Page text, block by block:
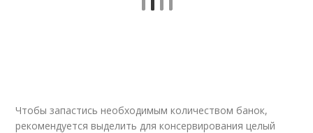
Чтобы запастись необходимым количеством банок,
рекомендуется выделить для консервирования целый